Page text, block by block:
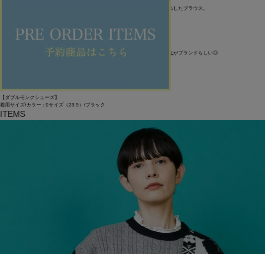
着用感 : フロントに大きなタックを取り、袖に細かなギャザーで膨らみ感を出したブラウス。
【ベロアサール パンツ】
着用サイズ/カラー : 0サイズ（S）/ブラック
着用感 : 上品で大人っぽい雰囲気ながらウエストがゴムとヒモでイージーな点がブランドらしい◎
【ダブルモンクシューズ】
着用サイズ/カラー : 0サイズ（23.5）/ブラック
ITEMS